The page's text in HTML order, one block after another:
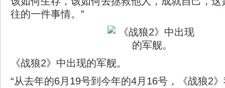
往的一件事情。”
《战狼2》中出现的军舰。
“从去年的6月19号到今年的4月16号，《战狼2